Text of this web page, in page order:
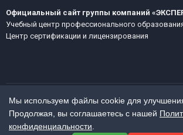
Официальный сайт группы компаний
Учебный центр профессионального
Центр сертификации и лицензирования
МЕНЮ
Мы используем файлы cookie для
Продолжая, вы соглашаетесь с нашей
конфиденциальности